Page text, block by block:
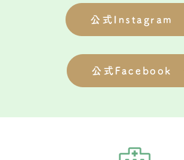
公式Instagram
公式Facebook